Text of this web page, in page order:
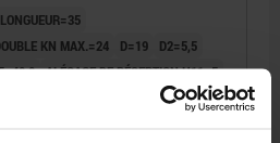
LONGUEUR=35
KN MAX.=24
D=19
D2=5,5
ALÉSAGE DE RÉCEPTION H11=5